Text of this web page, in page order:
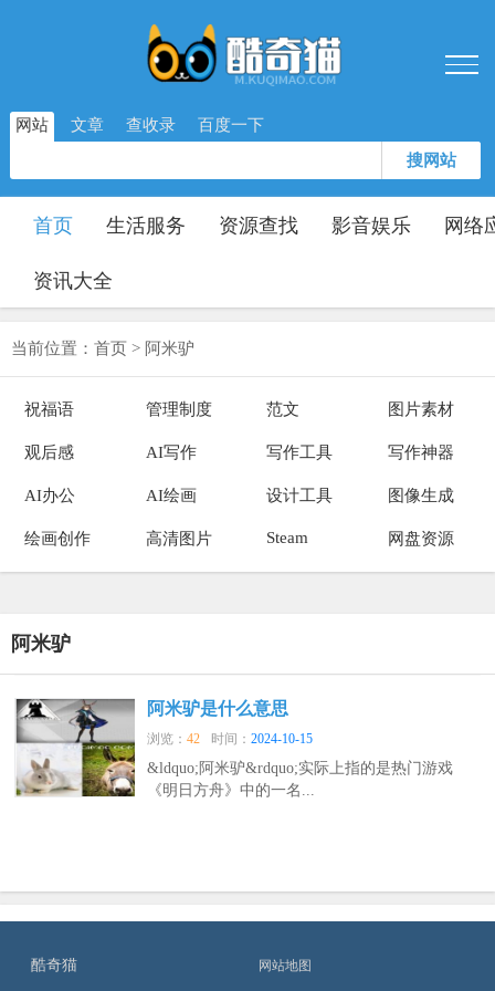
网站 文章 查收录 百度一下
搜网站
首页 生活服务 资源查找 影音娱乐 网络
资讯大全
当前位置： 首页 > 阿米驴
祝福语 管理制度 范文 图片素材
观后感 AI写作 写作工具 写作神器
AI办公 AI绘画 设计工具 图像生成
绘画创作 高清图片 Steam 网盘资源
阿米驴
阿米驴是什么意思
浏览：42 时间：2024-10-15
&ldquo;阿米驴&rdquo;实际上指的是热门游戏
《明日方舟》中的一名...
酷奇猫 网站地图